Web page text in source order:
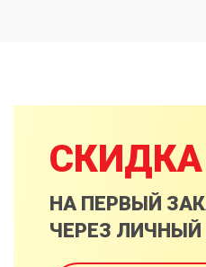
СКИДКА
НА ПЕРВЫЙ
ЧЕРЕЗ ЛИЧНЫЙ